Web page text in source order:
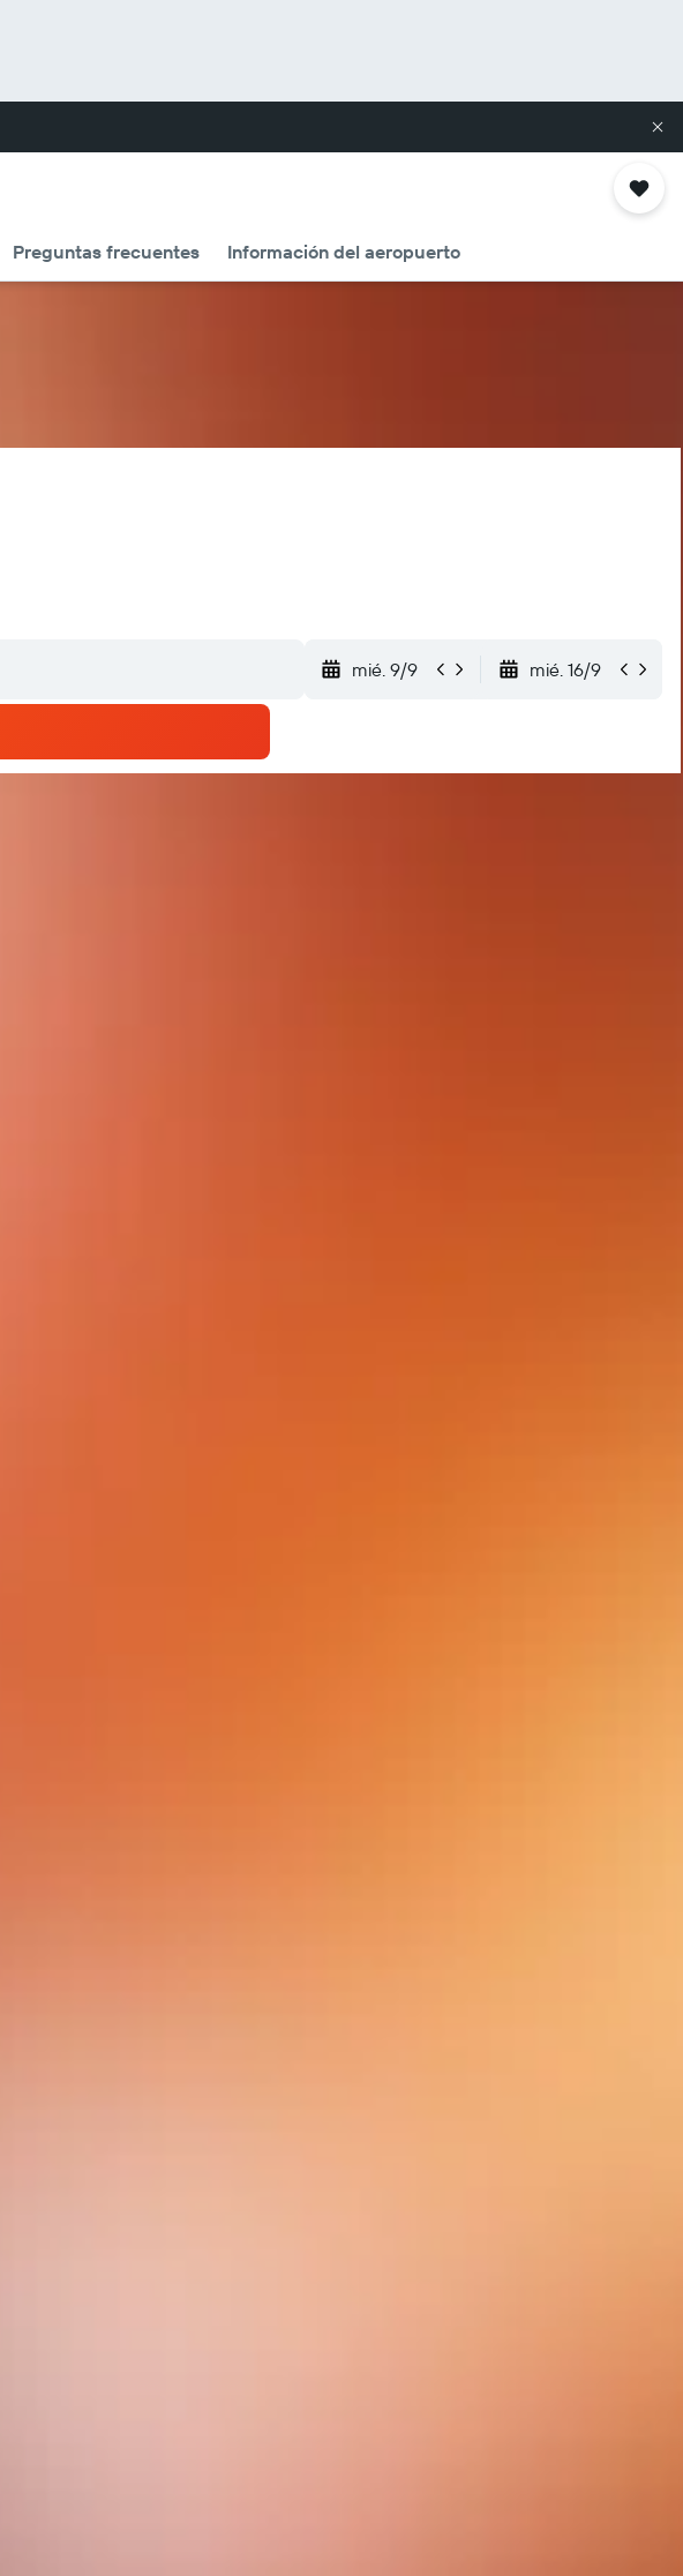
Preguntas frecuentes Información del aeropuerto
mié. 9/9 mié. 16/9